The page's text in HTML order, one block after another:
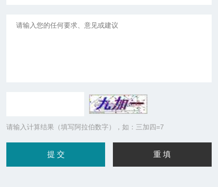
请输入计算结果（填写阿拉伯数字），如：三加四=7